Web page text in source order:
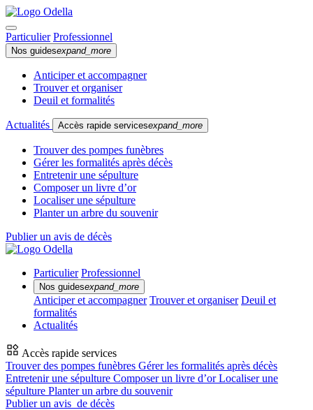
Particulier Professionnel
Nos guidesexpand_more
Anticiper et accompagner
Trouver et organiser
Deuil et formalités
Actualités Accès rapide servicesexpand_more
Trouver des pompes funèbres
Gérer les formalités après décès
Entretenir une sépulture
Composer un livre d’or
Localiser une sépulture
Planter un arbre du souvenir
Publier un avis de décès
Particulier Professionnel
Nos guidesexpand_more
Anticiper et accompagner Trouver et organiser Deuil et
formalités
Actualités
Accès rapide services
Trouver des pompes funèbres Gérer les formalités après décès
Entretenir une sépulture Composer un livre d’orLocaliser une
sépulture Planter un arbre du souvenir
Publier un avis de décès